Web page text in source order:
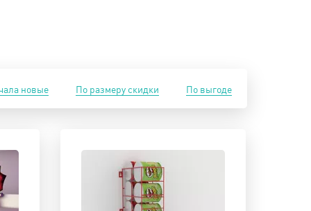
новые По размеру скидки По выгоде